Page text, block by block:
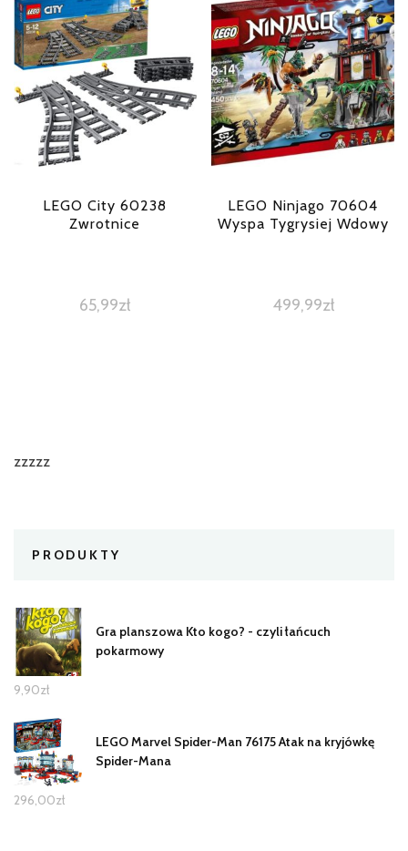
LEGO City 60238
Zwrotnice
65,99zł
LEGO Ninjago 70604
Wyspa Tygrysiej Wdowy
499,99zł
zzzzz
PRODUKTY
Gra planszowa Kto kogo? - czyli łańcuch
pokarmowy
9,90zł
LEGO Marvel Spider-Man 76175 Atak na kryjówkę
Spider-Mana
296,00zł